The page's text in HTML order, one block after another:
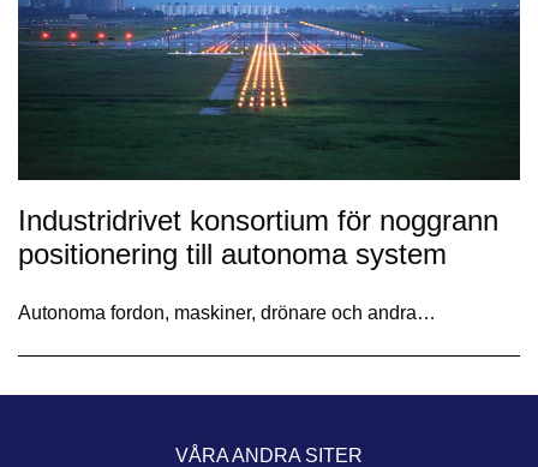
Industridrivet konsortium för noggrann
positionering till autonoma system
Autonoma fordon, maskiner, drönare och andra…
VÅRA ANDRA SITER